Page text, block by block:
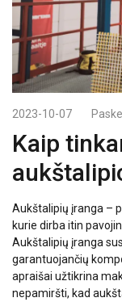
2023-10-07
Kaip
Aukštalipių įranga –
kurie dirba itin
Aukštalipių įranga
garantuojančių
apraišai užtikrina
nepamiršti, kad